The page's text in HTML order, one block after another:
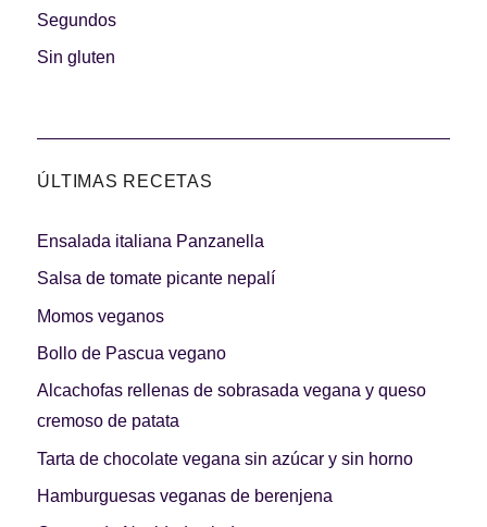
Carnes 2.0
Días de fiesta Cocina de invierno
Las mejores recetas
Segundos
Sin gluten
ÚLTIMAS RECETAS
Ensalada italiana Panzanella
Salsa de tomate picante nepalí
Momos veganos
Bollo de Pascua vegano
Alcachofas rellenas de sobrasada vegana y queso
cremoso de patata
Tarta de chocolate vegana sin azúcar y sin horno
Hamburguesas veganas de berenjena